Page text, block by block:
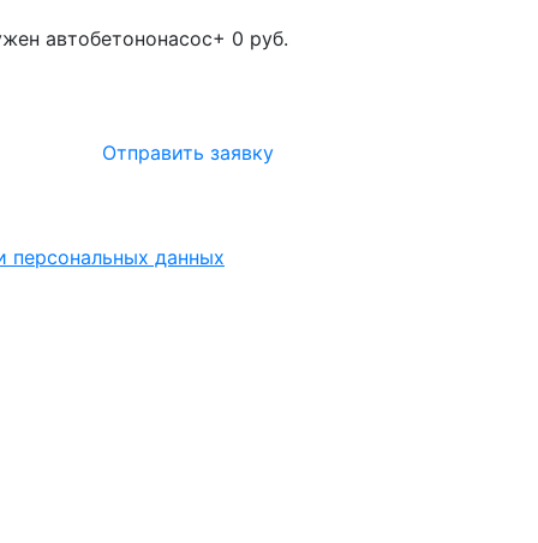
автобетононасос+ 0 руб.
Отправить заявку
персональных данных